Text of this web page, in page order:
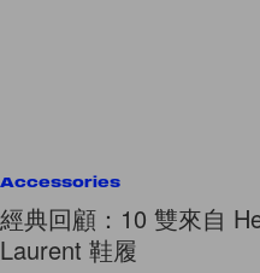
Accessories
經典回顧：10 雙來自
Laurent 鞋履